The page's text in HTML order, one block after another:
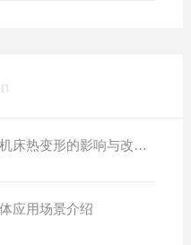
加工尺寸忽大忽小？分析数控机床热变形的影响与改善方案
应用场景介绍